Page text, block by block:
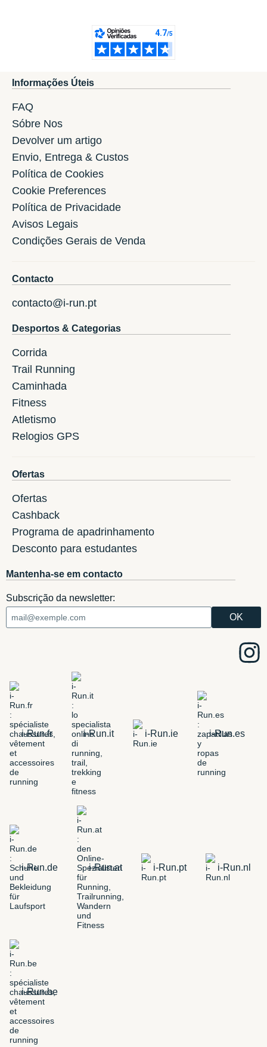
Informações Úteis
FAQ
Sóbre Nos
Devolver um artigo
Envio, Entrega & Custos
Política de Cookies
Cookie Preferences
Política de Privacidade
Avisos Legais
Condições Gerais de Venda
Contacto
contacto@i-run.pt
Desportos & Categorias
Corrida
Trail Running
Caminhada
Fitness
Atletismo
Relogios GPS
Ofertas
Ofertas
Cashback
Programa de apadrinhamento
Desconto para estudantes
Mantenha-se em contacto
Subscrição da newsletter:
i-Run.fr i-Run.it i-Run.ie i-Run.es
i-Run.de i-Run.at i-Run.pt i-Run.nl
i-Run.be